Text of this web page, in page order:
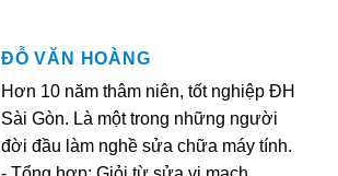
ĐỖ VĂN HOÀNG
Hơn 10 năm thâm niên, tốt nghiệp ĐH
Sài Gòn. Là một trong những người
đời đầu làm nghề sửa chữa máy tính.